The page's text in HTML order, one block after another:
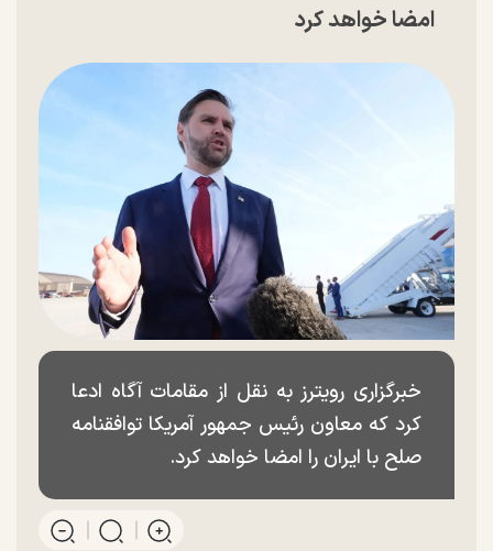
امضا خواهد کرد
خبرگزاری رویترز به نقل از مقامات آگاه ادعا
کرد که معاون رئیس جمهور آمریکا توافقنامه
صلح با ایران را امضا خواهد کرد.